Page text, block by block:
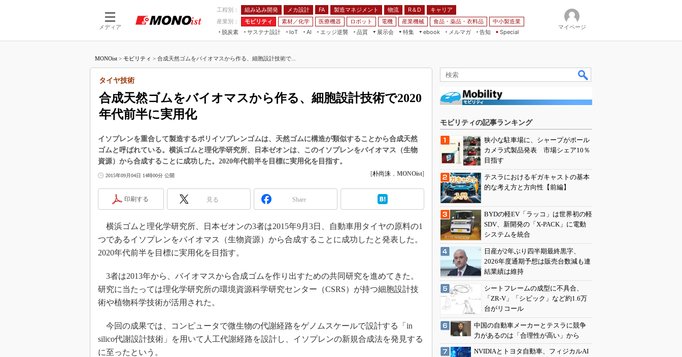
メディア
工程別： 組み込み開発 メカ設計 FA 製造マネジメント 物流 R＆D
キャリア
産業別：
モビリティ 素材／化学 医療機器 ロボット 電機 産業機械 食品・薬品・衣料品
中小製造業
脱炭素
サステナ設計
IoT
つながる工場
AI
AI×設備保全
エッジ逆襲 品質
展示会
JIMTOF
IIFES
TECHNO-FRONTIER
人テク展
EdgeTech+
AUTOMOTIVE WORLD
産業オープンネット展
特集
VR／AR
フィールドサービス
組み込み画像技術
組み込みモデリング
ISO26262
3Dプリンタ
インダストリー4.0
イノベーション
メイドインジャパン
植物工場
ebook
FA
モビリティ
メルマガ
告知 Special
マイページ
MONOist > モビリティ > 合成天然ゴムをバイオマスから作る、細胞設計技術で...
合成天然ゴムをバイオマスから作る、細胞設計技術で2020
年代前半に実用化
タイヤ技術
イソプレンを重合して製造するポリイソプレンゴムは、天然ゴムに構造が類似することから合成天然
ゴムと呼ばれている。横浜ゴムと理化学研究所、日本ゼオンは、このイソプレンをバイオマス（生物
資源）から合成することに成功した。2020年代前半を目標に実用化を目指す。
2015年09月04日 14時00分 公開 [朴尚洙 ， MONOist]
印刷する 見る Share
横浜ゴムと理化学研究所、日本ゼオンの3者は2015年9月3日、自動車用タイヤの原料の1
つであるイソプレンをバイオマス（生物資源）から合成することに成功したと発表した。
2020年代前半を目標に実用化を目指す。
3者は2013年から、バイオマスから合成ゴムを作り出すための共同研究を進めてきた。
研究に当たっては理化学研究所の環境資源科学研究センター（CSRS）が持つ細胞設計技
術や植物科学技術が活用された。
今回の成果では、コンピュータで微生物の代謝経路をゲノムスケールで設計する「in
silico代謝設計技術」を用いて人工代謝経路を設計し、イソプレンの新規合成法を発見する
に至ったという。
モビリティの記事ランキング
狭小な駐車場に、シャープがポール
カメラ式製品発表 市場シェア10％
目指す
テスラにおけるギガキャストの基本
的な考え方と方向性【前編】
BYDの軽EV「ラッコ」は世界初の軽
SDV、新開発の「X-PACK」に電動
システムを統合
日産が2年ぶり四半期最終黒字、
2026年度通期予想は販売台数減も連
結業績は維持
シートフレームの成型に不具合、
「ZR-V」「シビック」など約1.6万
台がリコール
中国の自動車メーカーとテスラに競争
力があるのは「合理性が高い」から
NVIDIAとトヨタ自動車、フィジカルAI